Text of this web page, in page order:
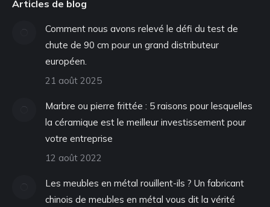
Articles de blog
Comment nous avons relevé le défi du test de
chute de 90 cm pour un grand distributeur
européen.
21 août 2025
Marbre ou pierre frittée : 5 raisons pour lesquelles
la céramique est le meilleur investissement pour
votre entreprise
12 août 2022
Les meubles en métal rouillent-ils ? Un fabricant
chinois de meubles en métal vous dit la vérité